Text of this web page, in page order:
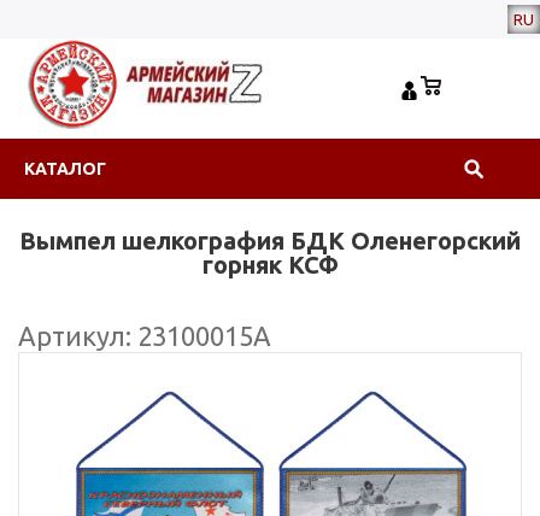
RU
КАТАЛОГ
Вымпел шелкография БДК Оленегорский
горняк КСФ
Артикул: 23100015А